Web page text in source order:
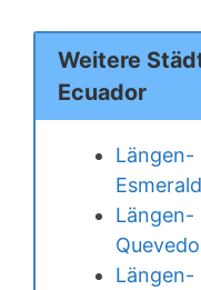
Weitere
Ecuador
Längen-
Längen-
Längen-